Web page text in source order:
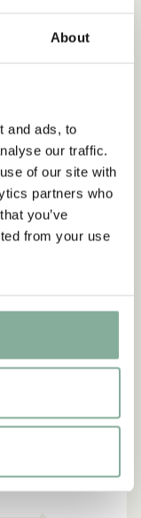
About
and ads, to
our traffic.
of our site with
partners who
you’ve
from your use
-15%